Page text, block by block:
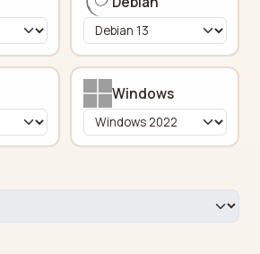
Windows